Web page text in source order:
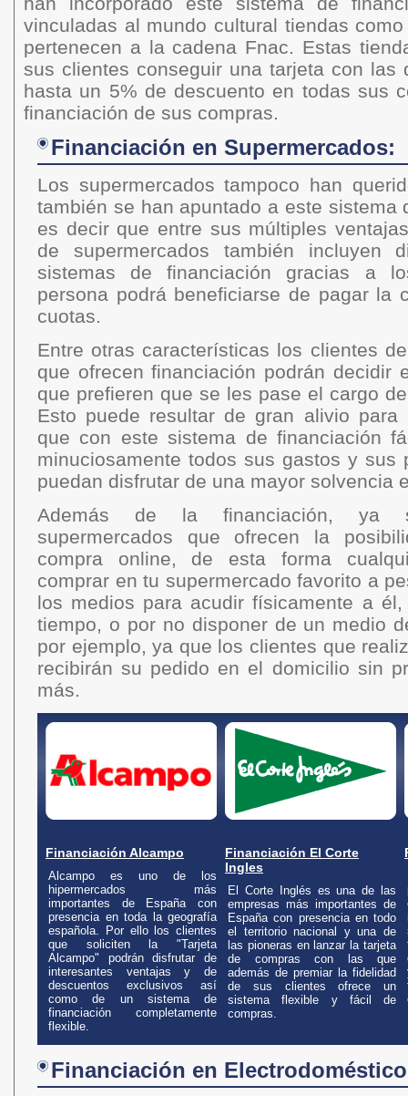
vinculadas al mundo cultural tiendas
pertenecen a la cadena Fnac. Estas
sus clientes conseguir una tarjeta con las
hasta un 5% de descuento en todas sus
financiación de sus compras.
Financiación en Supermercados:
Los supermercados tampoco han
también se han apuntado a este sistema
es decir que entre sus múltiples
de supermercados también incluyen
sistemas de financiación gracias a
persona podrá beneficiarse de pagar la
cuotas.
Entre otras características los clientes
que ofrecen financiación podrán decidir
que prefieren que se les pase el cargo
Esto puede resultar de gran alivio para
que con este sistema de financiación
minuciosamente todos sus gastos y sus
puedan disfrutar de una mayor solvencia
Además de la financiación, ya
supermercados que ofrecen la
compra online, de esta forma
comprar en tu supermercado favorito a
los medios para acudir físicamente a
tiempo, o por no disponer de un medio
por ejemplo, ya que los clientes que
recibirán su pedido en el domicilio sin
más.
Financiación Alcampo
Alcampo es uno de los
hipermercados más
importantes de España con
presencia en toda la geografía
española. Por ello los clientes
que soliciten la "Tarjeta
Alcampo" podrán disfrutar de
interesantes ventajas y de
descuentos exclusivos así
como de un sistema de
financiación completamente
flexible.
Financiación El Corte
Ingles
El Corte Inglés es una de las
empresas más importantes de
España con presencia en todo
el territorio nacional y una de
las pioneras en lanzar la tarjeta
de compras con las que
además de premiar la fidelidad
de sus clientes ofrece un
sistema flexible y fácil de
compras.
Financiación en